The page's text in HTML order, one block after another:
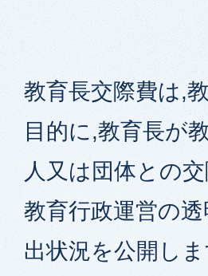
教育長交際費は,
目的に,教育長が
人又は団体との
教育行政運営の
出状況を公開しま